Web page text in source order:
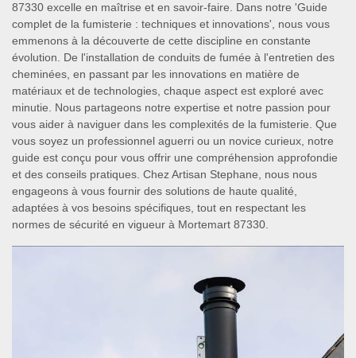
87330 excelle en maîtrise et en savoir-faire. Dans notre 'Guide
complet de la fumisterie : techniques et innovations', nous vous
emmenons à la découverte de cette discipline en constante
évolution. De l'installation de conduits de fumée à l'entretien des
cheminées, en passant par les innovations en matière de
matériaux et de technologies, chaque aspect est exploré avec
minutie. Nous partageons notre expertise et notre passion pour
vous aider à naviguer dans les complexités de la fumisterie. Que
vous soyez un professionnel aguerri ou un novice curieux, notre
guide est conçu pour vous offrir une compréhension approfondie
et des conseils pratiques. Chez Artisan Stephane, nous nous
engageons à vous fournir des solutions de haute qualité,
adaptées à vos besoins spécifiques, tout en respectant les
normes de sécurité en vigueur à Mortemart 87330.